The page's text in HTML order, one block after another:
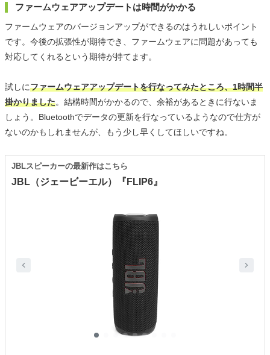
ファームウェアアップデートは時間がかかる
ファームウェアのバージョンアップができるのはうれしいポイント
です。今後の拡張性が期待でき、ファームウェアに問題があっても
対応してくれるという期待が持てます。
試しにファームウェアアップデートを行なってみたところ、1時間半
掛かりました。結構時間がかかるので、余裕があるときに行ないま
しょう。Bluetoothでデータの更新を行なっているようなので仕方が
ないのかもしれませんが、もう少し早くしてほしいですね。
JBL（ジェービーエル）『FLIP6』
JBLスピーカーの最新作はこちら